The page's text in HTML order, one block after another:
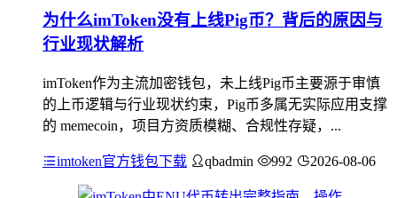
为什么imToken没有上线Pig币？背后的原因与
行业现状解析
imToken作为主流加密钱包，未上线Pig币主要源于审慎
的上币逻辑与行业现状约束，Pig币多属无实际应用支撑
的 memecoin，项目方资质模糊、合规性存疑，...
imtoken官方钱包下载 qbadmin 992 2026-08-06